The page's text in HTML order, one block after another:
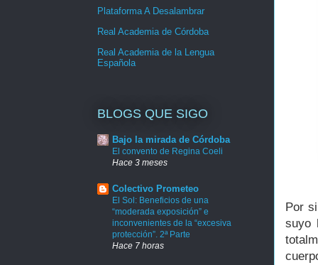
Por
suyo
Plataforma A Desalambrar
Real Academia de Córdoba
Real Academia de la Lengua
Española
BLOGS QUE SIGO
Bajo la mirada de Córdoba
El convento de Regina Coeli
Hace 3 meses
Colectivo Prometeo
El Sol: Beneficios de una
“moderada exposición” e
inconvenientes de la “excesiva
protección”. 2ª Parte
Hace 7 horas